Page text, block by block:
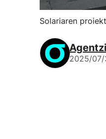
Solariaren
2025/07/